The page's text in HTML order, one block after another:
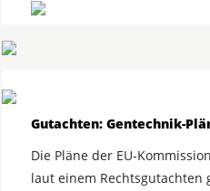
Gutachten: Gentechnik-
Die Pläne der EU-
laut einem Rechtsgutachten